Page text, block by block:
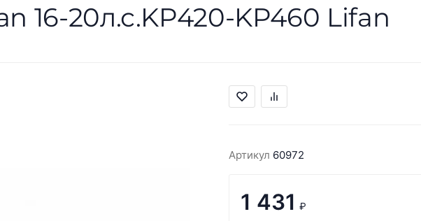
16-20л.с.KP420-KP460 Lifan
Артикул 60972
1 431 ₽